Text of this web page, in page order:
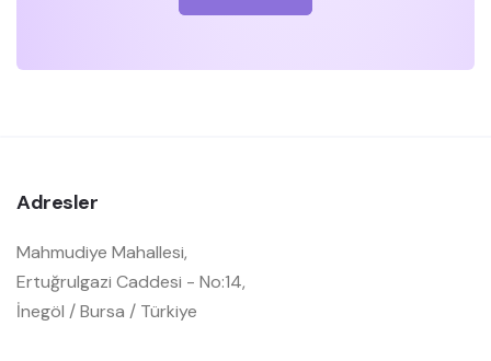
Adresler
Mahmudiye Mahallesi,
Ertuğrulgazi Caddesi - No:14,
İnegöl / Bursa / Türkiye